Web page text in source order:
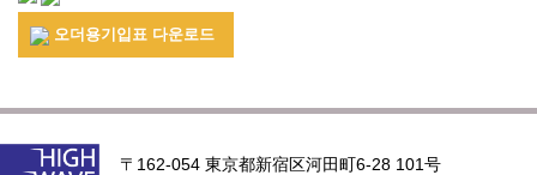
오더용기입표 다운로드
〒162-054 東京都新宿区河田町6-28 101号